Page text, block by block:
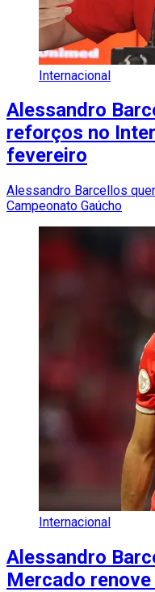
Internacional
Alessandro
reforços no
fevereiro
Alessandro Barcellos
Campeonato Gaúcho
Internacional
Alessandro
Mercado